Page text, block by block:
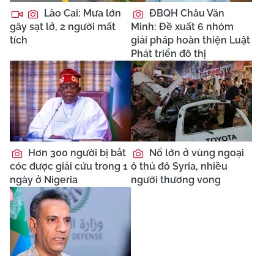
Lào Cai: Mưa lớn
gây sạt lở, 2 người mất
tích
ĐBQH Châu Văn
Minh: Đề xuất 6 nhóm
giải pháp hoàn thiện Luật
Phát triển đô thị
Hơn 300 người bị bắt
cóc được giải cứu trong 1
ngày ở Nigeria
Nổ lớn ở vùng ngoại
ô thủ đô Syria, nhiều
người thương vong